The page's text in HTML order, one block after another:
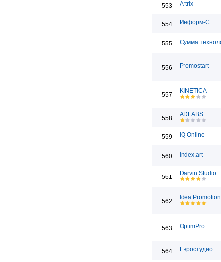
553 Artrix
554 Информ-С
555 Сумма
556 Promostart
557
KINETICA
558
ADLABS
559 IQ Online
560 index.art
561
Darvin Studio
562
Idea Promotion
563 OptimPro
564 Евростудио